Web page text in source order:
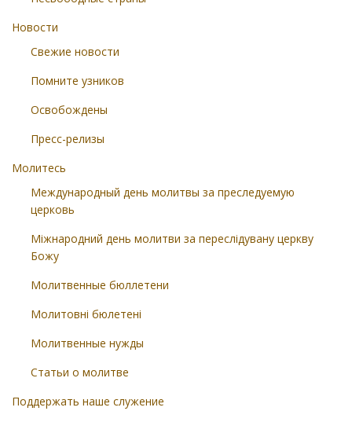
Новости
Свежие новости
Помните узников
Освобождены
Пресс-релизы
Молитесь
Международный день молитвы за преследуемую
церковь
Міжнародний день молитви за переслідувану церкву
Божу
Молитвенные бюллетени
Молитовні бюлетені
Молитвенные нужды
Статьи о молитве
Поддержать наше служение